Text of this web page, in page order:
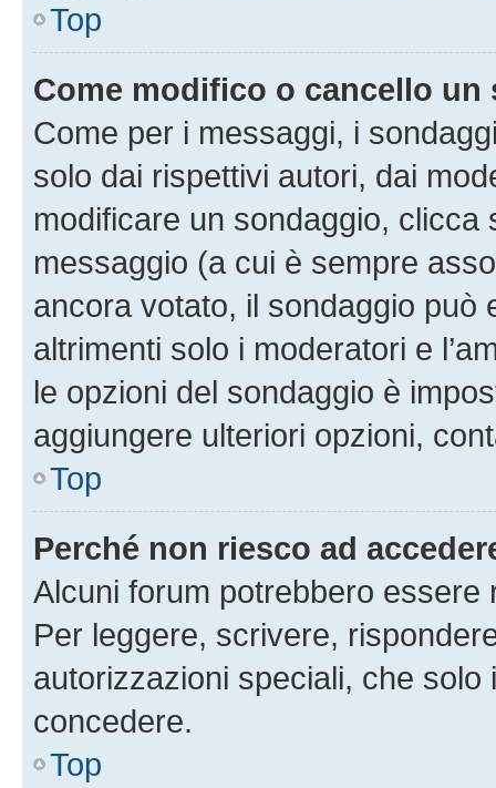
Top
Come modifico o cancello un
Come per i messaggi, i
solo dai rispettivi autori, dai
modificare un sondaggio,
messaggio (a cui è sempre
ancora votato, il sondaggio può
altrimenti solo i moderatori e
le opzioni del sondaggio è
aggiungere ulteriori opzioni,
Top
Perché non riesco ad
Alcuni forum potrebbero
Per leggere, scrivere,
autorizzazioni speciali, che solo
concedere.
Top